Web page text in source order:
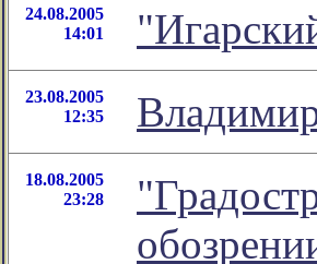
24.08.2005
14:01
23.08.2005
12:35
18.08.2005
23:28